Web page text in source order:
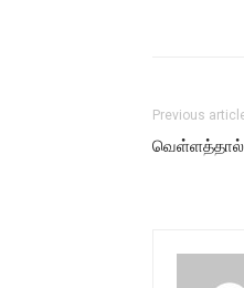
Previous
வெள்ளத்தால்